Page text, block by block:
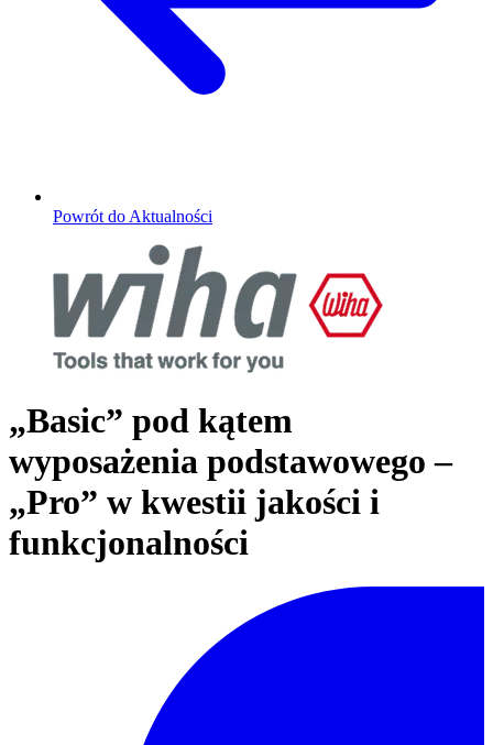
Powrót do Aktualności
„Basic” pod kątem
wyposażenia podstawowego –
„Pro” w kwestii jakości i
funkcjonalności